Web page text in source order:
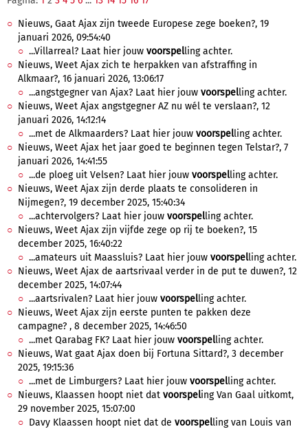
Nieuws, Gaat Ajax zijn tweede Europese zege boeken?, 19
januari 2026, 09:54:40
...Villarreal? Laat hier jouw voorspelling achter.
Nieuws, Weet Ajax zich te herpakken van afstraffing in
Alkmaar?, 16 januari 2026, 13:06:17
...angstgegner van Ajax? Laat hier jouw voorspelling achter.
Nieuws, Weet Ajax angstgegner AZ nu wél te verslaan?, 12
januari 2026, 14:12:14
...met de Alkmaarders? Laat hier jouw voorspelling achter.
Nieuws, Weet Ajax het jaar goed te beginnen tegen Telstar?, 7
januari 2026, 14:41:55
...de ploeg uit Velsen? Laat hier jouw voorspelling achter.
Nieuws, Weet Ajax zijn derde plaats te consolideren in
Nijmegen?, 19 december 2025, 15:40:34
...achtervolgers? Laat hier jouw voorspelling achter.
Nieuws, Weet Ajax zijn vijfde zege op rij te boeken?, 15
december 2025, 16:40:22
...amateurs uit Maassluis? Laat hier jouw voorspelling achter.
Nieuws, Weet Ajax de aartsrivaal verder in de put te duwen?, 12
december 2025, 14:07:44
...aartsrivalen? Laat hier jouw voorspelling achter.
Nieuws, Weet Ajax zijn eerste punten te pakken deze
campagne? , 8 december 2025, 14:46:50
...met Qarabag FK? Laat hier jouw voorspelling achter.
Nieuws, Wat gaat Ajax doen bij Fortuna Sittard?, 3 december
2025, 19:15:36
...met de Limburgers? Laat hier jouw voorspelling achter.
Nieuws, Klaassen hoopt niet dat voorspeling Van Gaal uitkomt,
29 november 2025, 15:07:00
Davy Klaassen hoopt niet dat de voorspelling van Louis van